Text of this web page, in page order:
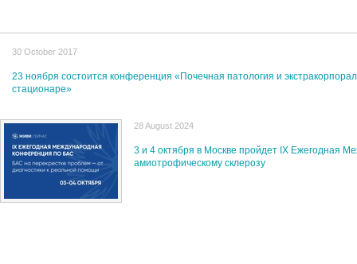
30 October 2017
23 ноября состоится конференция «Почечная патология и
стационаре»
28 August 2024
3 и 4 октября в Москве пройдет IX Ежегодная
амиотрофическому склерозу